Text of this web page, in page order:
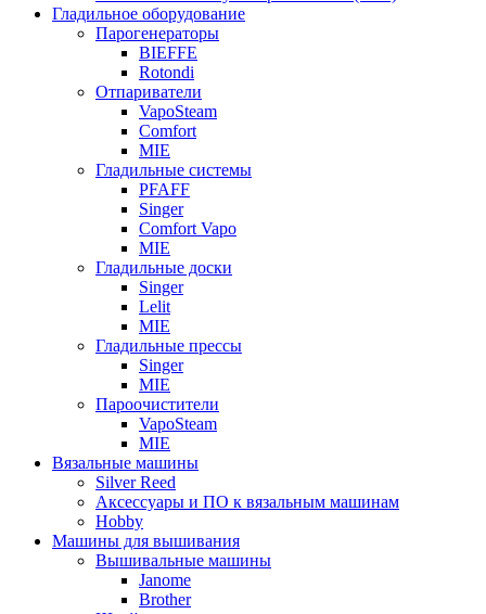
Гладильное оборудование
Парогенераторы
BIEFFE
Rotondi
Отпариватели
VapoSteam
Comfort
MIE
Гладильные системы
PFAFF
Singer
Comfort Vapo
MIE
Гладильные доски
Singer
Lelit
MIE
Гладильные прессы
Singer
MIE
Пароочистители
VapoSteam
MIE
Вязальные машины
Silver Reed
Аксессуары и ПО к вязальным машинам
Hobby
Машины для вышивания
Вышивальные машины
Janome
Brother